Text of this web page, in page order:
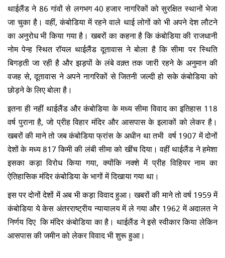
थाईलैंड ने 86 गांवों से लगभग 40 हजार नागरिकों को सुरक्षित स्थानों भेजा
जा चुका है। वहीं, कंबोडिया में रहने वाले थाई लोगों को भी अपने देश लौटने
का अनुरोध भी किया गया है। खबरों का कहना है कि कंबोडिया की राजधानी
नोम पेन्ह स्थित रॉयल थाईलैंड दूतावास ने बोला है कि सीमा पर स्थिति
बिगड़ती जा रही है और झड़पों के लंबे वक़्त तक जारी रहने के अनुमान की
वजह से, दूतावास ने अपने नागरिकों से जितनी जल्दी हो सके कंबोडिया को
छोड़ने के लिए बोला है।
इतना ही नहीं थाईलैंड और कंबोडिया के मध्य सीमा विवाद का इतिहास 118
वर्ष पुराना है, जो प्रीह विहार मंदिर और आसपास के इलाकों को लेकर है।
खबरों की माने तो जब कंबोडिया फ्रांस के अधीन था तभी वर्ष 1907 में दोनों
देशों के मध्य 817 किमी की लंबी सीमा को खींच दिया। वहीं थाईलैंड ने हमेशा
इसका कड़ा विरोध किया गया, क्योंकि नक्शे में प्रीह विहियर नाम का
ऐतिहासिक मंदिर कंबोडिया के भागों में दिखाया गया था।
इस पर दोनों देशों में अब भी कड़ा विवाद हुआ। खबरों की माने तो वर्ष 1959 में
कंबोडिया ये केस अंतरराष्ट्रीय न्यायालय में ले गया और 1962 में अदालत ने
निर्णय दिए कि मंदिर कंबोडिया का है। थाईलैंड ने इसे स्वीकार किया लेकिन
आसपास की जमीन को लेकर विवाद भी शुरू हुआ।